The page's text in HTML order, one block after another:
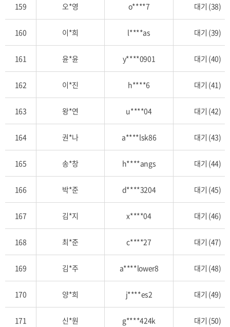
159 오*영 o****7 대기 (38)
160 이*희 l****as 대기 (39)
161 윤*윤 y****0901 대기 (40)
162 이*진 h****6 대기 (41)
163 왕*연 u****04 대기 (42)
164 권*나 a****lsk86 대기 (43)
165 송*창 h****angs 대기 (44)
166 박*준 d****3204 대기 (45)
167 김*지 x****04 대기 (46)
168 최*준 c****27 대기 (47)
169 김*주 a****lower8 대기 (48)
170 양*희 j****es2 대기 (49)
171 신*원 g****424k 대기 (50)